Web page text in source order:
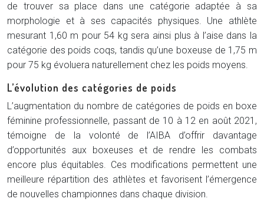
de trouver sa place dans une catégorie adaptée à sa
morphologie et à ses capacités physiques. Une athlète
mesurant 1,60 m pour 54 kg sera ainsi plus à l’aise dans la
catégorie des poids coqs, tandis qu’une boxeuse de 1,75 m
pour 75 kg évoluera naturellement chez les poids moyens.
L’évolution des catégories de poids
L’augmentation du nombre de catégories de poids en boxe
féminine professionnelle, passant de 10 à 12 en août 2021,
témoigne de la volonté de l’AIBA d’offrir davantage
d’opportunités aux boxeuses et de rendre les combats
encore plus équitables. Ces modifications permettent une
meilleure répartition des athlètes et favorisent l’émergence
de nouvelles championnes dans chaque division.